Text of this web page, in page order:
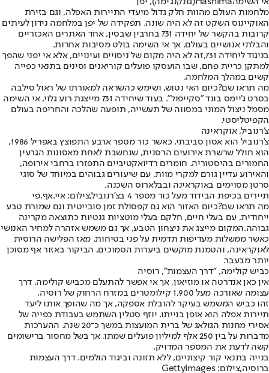
מלחמות העולם מהוות חלק גדול מיעדי התיירות האפלה, וגם בזירת
האוקיינוס השקט זה לא היה שונה. תפקידה של יפן במלחמה נידון לעיתים
קרובות בהקשר של יחידה 731 בחרבין שבסין, אחד האתרים האכזריים
והבלתי אנושיים בעולם. אך אי השימה בולט מסיבות אחרות.
בניגוד ליחידה 731,
זה לא היה מקום של ניסויים ועינויים, אלא אי יפני שהפך
למתקן כריית פחם, שבו הועסקו פועלים קוריאנים וסינים בתנאי כפייה
קשים במהלך המלחמה.
מה תראו שם?כיום האי נטוש, ושימש כהשראה למאורתו של ראול סילבה
בסרט ג'יימס בונד "סקייפול". בעוד שיחידה 731 מייצגת רוע גלוי, אי השימה
מסמל ניצול המוני במסווה של תעשייה, תופעה שהלכה והחריפה בעולם
הקפיטליסטי.
צ'רנוביל, אוקראינה
צ'רנוביל הוא אסון סביבתי. כאשר כור מספר ארבע התפוצץ באפריל 1986,
הוא חולל שרשרת אירועים הרסנית, שנחשבת לאחת מאסונות הגרעין
החמורים בהיסטוריה. חומרים רדיואקטיביים התפזרו ברחבי אירופה,
והאירוע עדיין גורם למקרי מוות, עם שיעורים גבוהים במיוחד של סוגי
סרטן מסוימים באוקראינה ובבלארוס השכנה.
תיירים בכיפת הבידוד מעל כור מספר 4 בצ'רנוביל,צילום: איי.אף.פי
מה תראו שם?כיום האזור הוא גם קפסולת זמן סובייטית וגם שמורת טבע
ייחודית, עם בעלי חיים, חלקם בעלי מוטציות גנטיות כתוצאה מקרינה
גבוהה.המקום מייצג את ניצחון הטבע, אך גם משמש אזהרה למחיר האנושי
כאשר ממשלות מעדיפות תדמית על פני בטיחות. מאז הפלישה הרוסית
לאוקראינה, והטמנת מוקשים ביערות הסמוכים, הביקור באזור אף מסוכן
יותר מבעבר.
כביש קולימה, "דרך העצמות", רוסיה
אין כאן אנדרטה או מוזיאון, אך אי אפשר להתעלם מכביש קולימה, דרך
עצומה שאורכה מעל 1,900 קילומטרים במזרח הרחוק של רוסיה
.
זהו כביש המשמש בעיקר להובלת אספקה, אך מה שהופך אותו ליעד
תיירות אפלה הוא אופן בנייתו. יוזף סטלין השתמש בעבודת כפייה של
אסירי מחנות הגולאג של ברית המועצות במשך כ־20 שנה. ההערכות
מדברות על בין 250 אלף למיליון פועלים שמתו, אך בשל מחסור ברישומים
קשה לדעת את המספר המדויק.
בנייה בתנאי קור קיצוניים, ללא תזונה וביגוד הולמים. דרך העצמות
ברוסיה,צילום: GettyImages